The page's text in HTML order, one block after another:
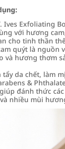
Ives Exfoliating
với hương
cho tinh thần
quýt là nguồn
và hương thơm
da chết, làm
&
đánh thức
nhiều mùi